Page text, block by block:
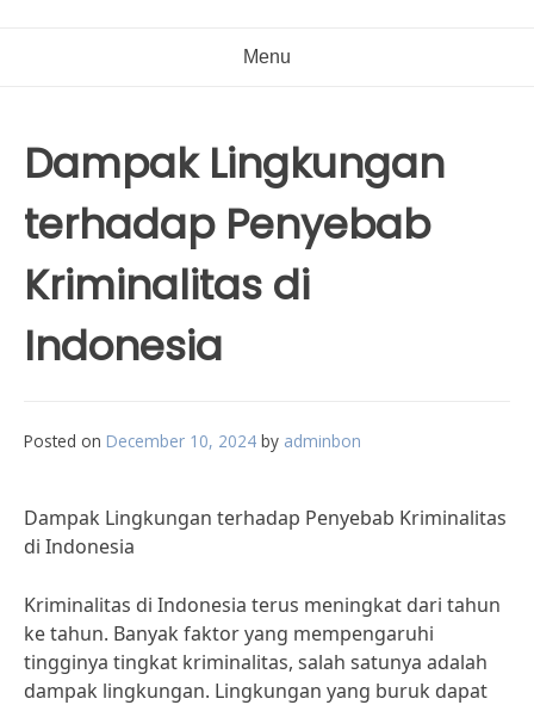
Menu
Dampak Lingkungan
terhadap Penyebab
Kriminalitas di
Indonesia
Posted on December 10, 2024 by adminbon
Dampak Lingkungan terhadap Penyebab Kriminalitas
di Indonesia
Kriminalitas di Indonesia terus meningkat dari tahun
ke tahun. Banyak faktor yang mempengaruhi
tingginya tingkat kriminalitas, salah satunya adalah
dampak lingkungan. Lingkungan yang buruk dapat